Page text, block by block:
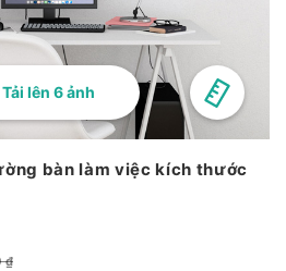
lên 6 ảnh
bàn làm việc kích thước
₫